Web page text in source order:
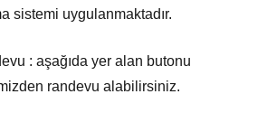
sistemi uygulanmaktadır.
: aşağıda yer alan butonu
randevu alabilirsiniz.